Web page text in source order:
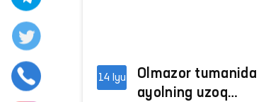
14 Iyu
Olmazor tumanida
ayolning uzoq